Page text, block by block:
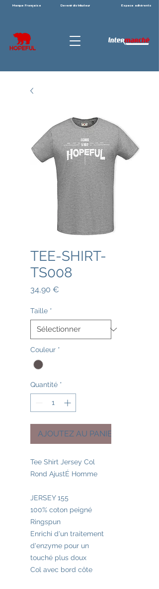
Marque Française Devenir distributeur Espace adhérents
TEE-SHIRT-
TS008
34,90 €
Taille *
Couleur *
Quantité *
AJOUTEZ AU PANIER
Tee Shirt Jersey Col
Rond AjustÉ Homme
JERSEY 155
100% coton peigné
Ringspun
Enrichi d'un traitement
d'enzyme pour un
touché plus doux
Col avec bord côte